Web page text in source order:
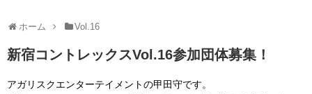
ホーム Vol.16
新宿コントレックスVol.16参加団体募集！
アガリスクエンターテイメントの甲田守です。